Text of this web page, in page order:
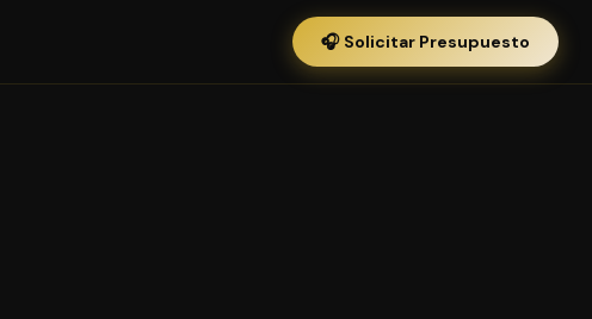
🎧 Solicitar Presupuesto